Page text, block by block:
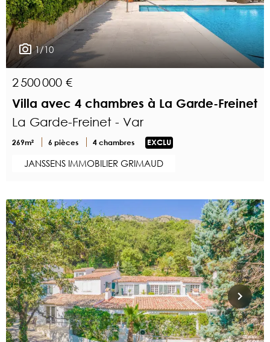
1/10
2 500 000 €
Villa avec 4 chambres à La Garde-Freinet
La Garde-Freinet - Var
269m² 6 pièces 4 chambres EXCLU
JANSSENS IMMOBILIER GRIMAUD